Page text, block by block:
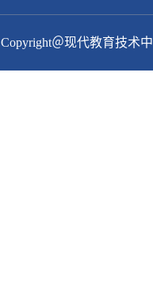
Copyright＠现代教育技术